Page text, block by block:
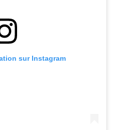
sur Instagram